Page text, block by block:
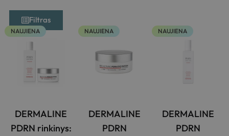
Filtras
NAUJIENA
DERMALINE
PDRN rinkinys:
NAUJIENA
DERMALINE
PDRN
NAUJIENA
DERMALINE
PDRN